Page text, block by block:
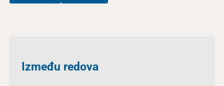
Između redova